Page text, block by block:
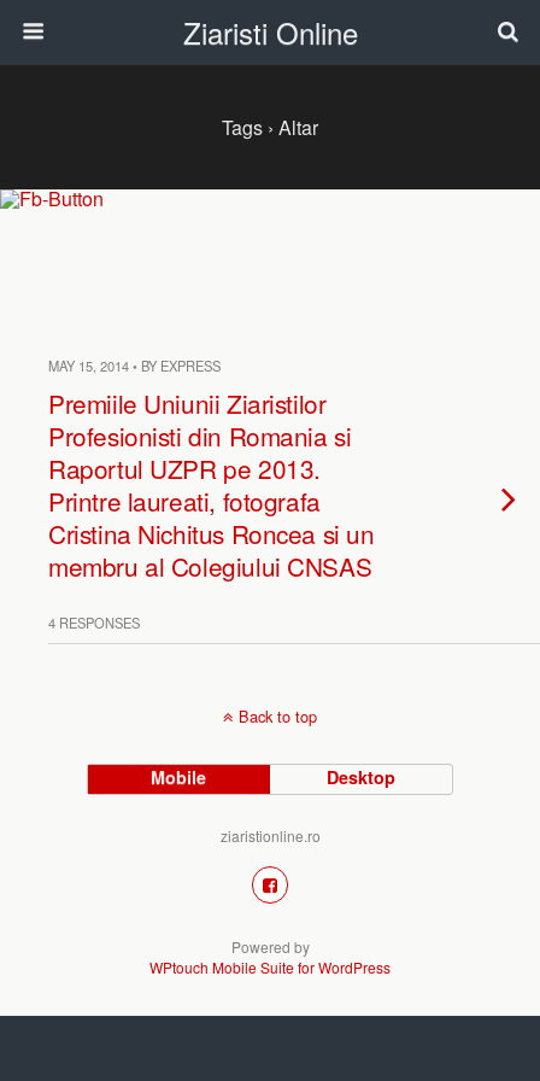
Ziaristi Online
Tags › Altar
MAY 15, 2014 • BY EXPRESS
Premiile Uniunii Ziaristilor
Profesionisti din Romania si
Raportul UZPR pe 2013.
Printre laureati, fotografa
Cristina Nichitus Roncea si un
membru al Colegiului CNSAS
4 RESPONSES
Back to top
Mobile Desktop
ziaristionline.ro
Powered by
WPtouch Mobile Suite for WordPress